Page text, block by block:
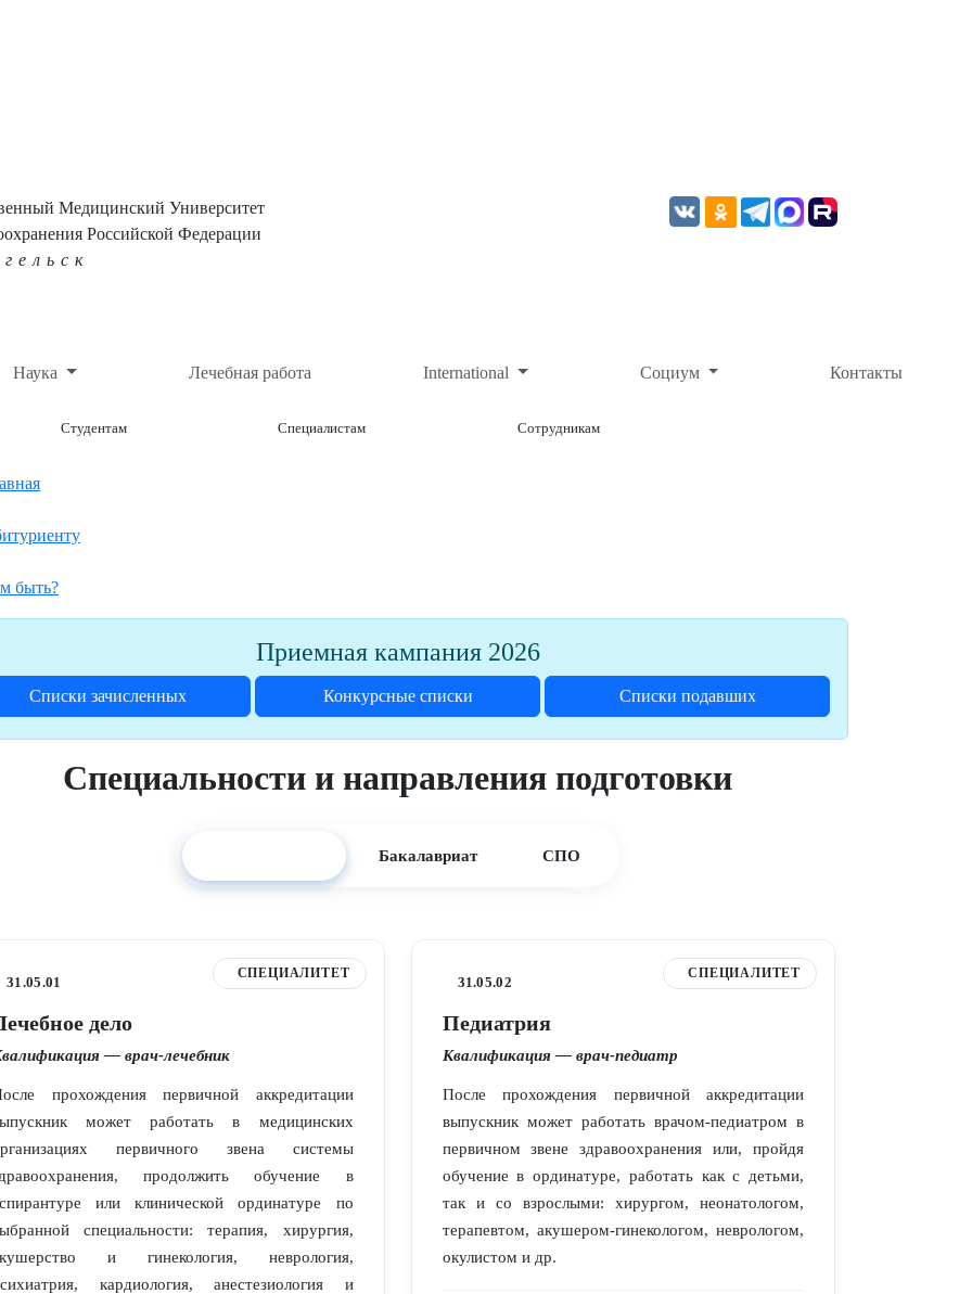
Медицинский Университет
Российской Федерации
Наука Лечебная работа International Социум Контакты
Студентам Специалистам Сотрудникам
быть?
Приемная кампания 2026
Списки зачисленных Конкурсные списки Списки подавших
Специальности и направления подготовки
Бакалавриат СПО
СПЕЦИАЛИТЕТ
31.05.01
дело
— врач-лечебник
прохождения первичной аккредитации
может работать в медицинских
первичного звена системы
продолжить обучение в
или клинической ординатуре по
специальности: терапия, хирургия,
и гинекология, неврология,
кардиология, анестезиология и
СПЕЦИАЛИТЕТ
31.05.02
Педиатрия
Квалификация — врач-педиатр
После прохождения первичной аккредитации
выпускник может работать врачом-педиатром в
первичном звене здравоохранения или, пройдя
обучение в ординатуре, работать как с детьми,
так и со взрослыми: хирургом, неонатологом,
терапевтом, акушером-гинекологом, неврологом,
окулистом и др.